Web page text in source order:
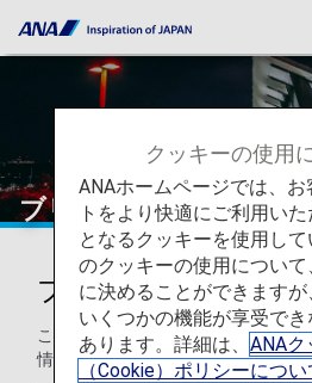
ブリュッセル空港
ブリュッセル空港か
このページでは、ブリュッセル空港
情報を紹介します。
クッキーの使用
ANAホームページでは、お
トをより快適にご利用い
となるクッキーを使用し
のクッキーの使用につい
に決めることができますが
いくつかの機能が享受で
あります。詳細は、 ANAク
（Cookie）ポリシーについ